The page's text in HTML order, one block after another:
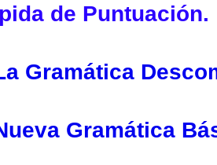
de Puntuación.
Gramática
Gramática